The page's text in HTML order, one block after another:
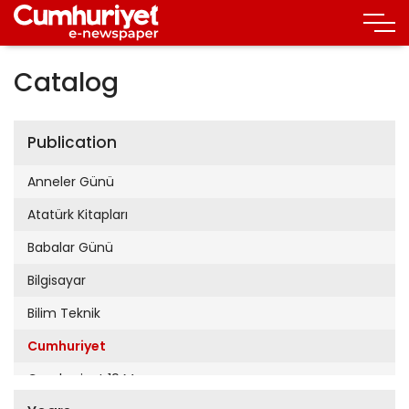
Catalog
Publication
Anneler Günü
Atatürk Kitapları
Babalar Günü
Bilgisayar
Bilim Teknik
Cumhuriyet
Cumhuriyet 19 Mayıs